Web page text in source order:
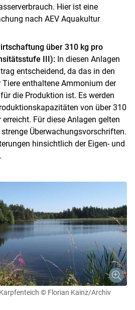
Hier ist eine
nach AEV Aquakultur
über 310 kg pro
III):In diesen Anlagen
entscheidend, da das in den
enthaltene Ammonium der
die Produktion ist. Es werden
von über 310
Für diese Anlagen gelten
Überwachungsvorschriften.
hinsichtlich der Eigen- und
© Florian Kainz/Archiv